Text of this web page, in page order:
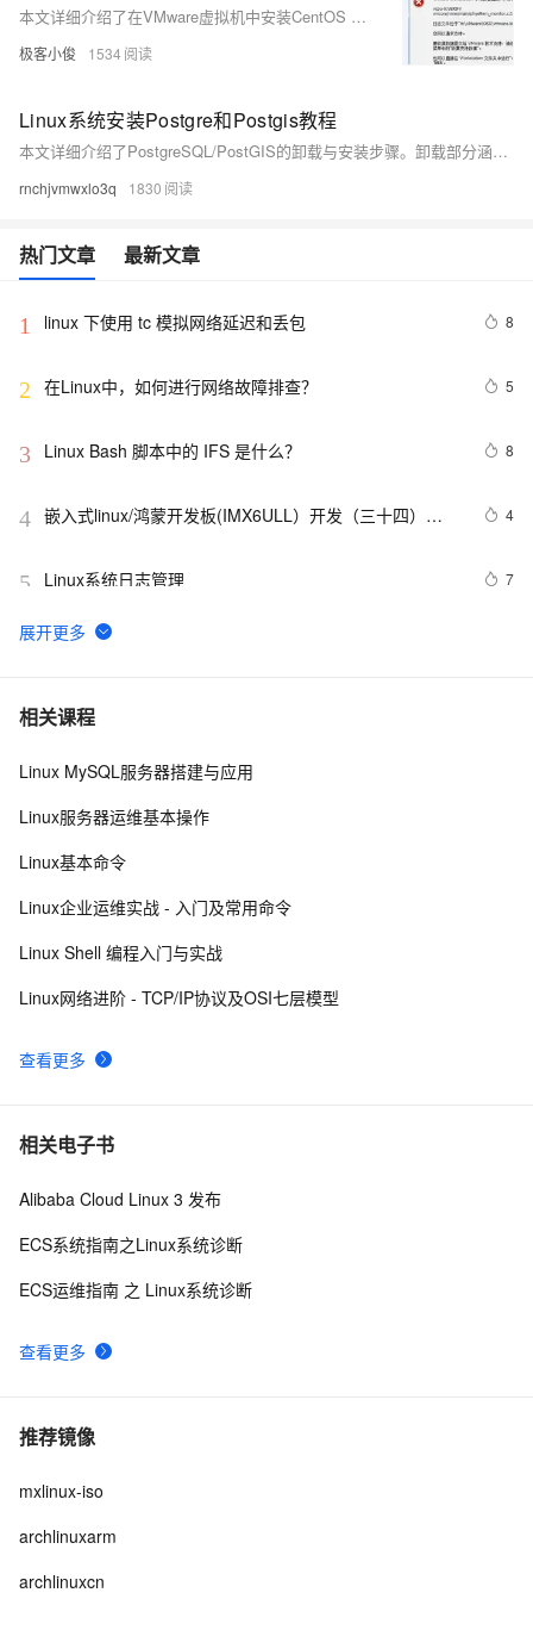
本文详细介绍了在VMware虚拟机中安装CentOS 6.8的全过程。首先，需确保已安装VMware并开启V-CPU虚拟化功能，可通过BIOS设置或使用LeoMoon CPU-V工具检测。接着，下载CentOS镜像文件，并在VMware中新建虚拟机，配置CPU、内存、硬盘等参数。最后，加载ISO镜像启动虚拟机，按照提示完成CentOS的安装，包括语言、键盘、存储方式、地区、密码设置及硬盘分区等步骤。安装完成后，以root用户登录即可进入系统桌面，开始学习Linux命令和操作。
极客小俊 1534
Linux系统安装Postgre和Postgis教程
本文详细介绍了PostgreSQL/PostGIS的卸载与安装步骤。卸载部分涵盖Docker、Yum/RPM及源码编译安装的清理方法，包括停止服务、删除容器/包、清理残留文件和环境变量等操作，并强调卸载前需备份数据库数据。安装部分提供在线yum安装和离线源码编译两种方式，前者简单快捷，后者需准备依赖（如gcc、readline-devel等）、创建用户组、初始化数据库及配置访问规则。每步均附带命令示例，确保操作清晰明确。
rnchjvmwxlo3q 1830
热门文章 最新文章
1 linux 下使用 tc 模拟网络延迟和丢包 8
2 5
3 Linux Bash 脚本中的 IFS 是什么？ 8
4 嵌入式linux/鸿蒙开发板(IMX6ULL）开发（三十四）
4
5 Linux系统日志管理 7
6 VMware安装Linux第一天
7 linux DHCP
8 Linux系统命令归纳
10 每日一个计算机小知识：Linux
相关课程
查看更多
Linux MySQL服务器搭建与应用
Linux服务器运维基本操作
Linux基本命令
Linux企业运维实战 - 入门及常用命令
Linux Shell 编程入门与实战
Linux网络进阶 - TCP/IP协议及OSI七层模型
相关电子书
查看更多
Alibaba Cloud Linux 3 发布
ECS系统指南之Linux系统诊断
ECS运维指南 之 Linux系统诊断
推荐镜像
mxlinux-iso
archlinuxarm
archlinuxcn